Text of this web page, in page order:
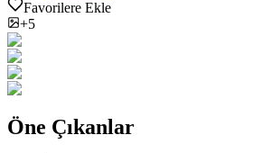
Favorilere Ekle
+5
Öne Çıkanlar